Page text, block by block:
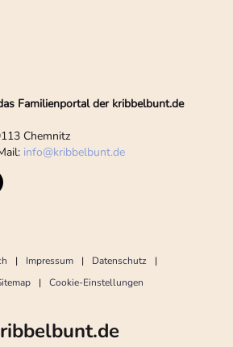
Familienportal der kribbelbunt.de
Chemnitz
info@kribbelbunt.de
Impressum
Datenschutz
Cookie-Einstellungen